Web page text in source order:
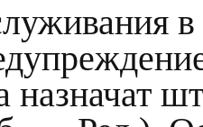
назначат